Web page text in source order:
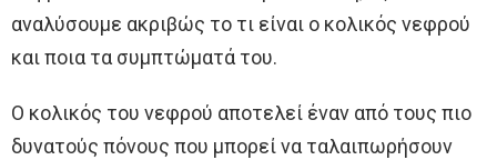
αναλύσουμε ακριβώς το τι είναι ο κολικός νεφρού
και ποια τα συμπτώματά του.
Ο κολικός του νεφρού αποτελεί έναν από τους πιο
δυνατούς πόνους που μπορεί να ταλαιπωρήσουν